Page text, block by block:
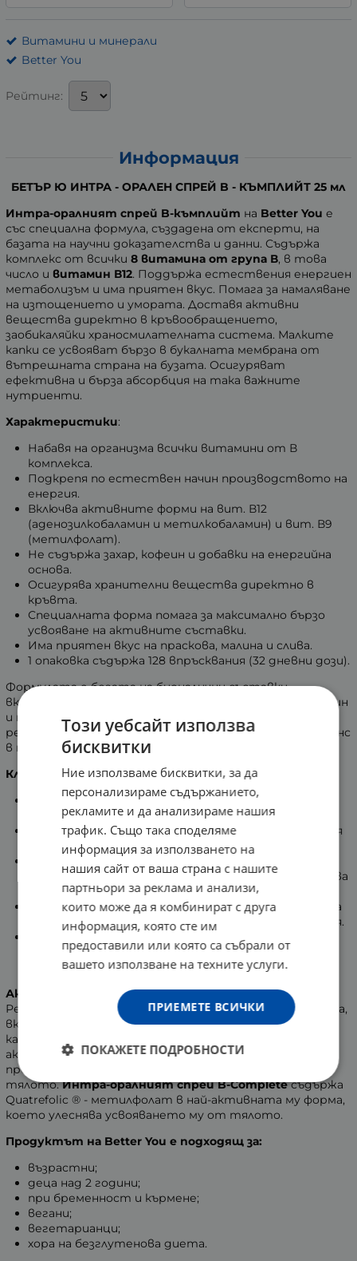
Витамини и минерали
Better You
Рейтинг:
Информация
БЕТЪР Ю ИНТРА - ОРАЛЕН СПРЕЙ B - КЪМПЛИЙТ 25 мл
Интра-оралният спрей B-къмплийт на Better You е
със специална формула, създадена от експерти, на
базата на научни доказателства и данни. Съдържа
комплекс от всички 8 витамина от група В, в това
число и витамин В12. Поддържа естествения енергиен
метаболизъм и има приятен вкус. Помага за намаляване
на изтощението и умората. Доставя активни
вещества директно в кръвообращението,
заобикаляйки храносмилателната система. Малките
капки се усвояват бързо в букалната мембрана от
вътрешната страна на бузата. Осигуряват
ефективна и бърза абсорбция на така важните
нутриенти.
Характеристики:
Набавя на организма всички витамини от В
комплекса.
Подкрепя по естествен начин производството на
енергия.
Включва активните форми на вит. В12
(аденозилкобаламин и метилкобаламин) и вит. В9
(метилфолат).
Не съдържа захар, кофеин и добавки на енергийна
основа.
Осигурява хранителни вещества директно в
кръвта.
Специалната форма помага за максимално бързо
усвояване на активните съставки.
Има приятен вкус на праскова, малина и слива.
1 опаковка съдържа 128 впръсквания (32 дневни дози).
Формулата е богата на бионалични съставки,
включително и двете форми на В12, аденозилкобаламин
и метилкобаламин. Това я нарежда сред най-добрите
решения за поддържане на естествен енергиен баланс
в тялото.
Ключови ползи от витамините от B комплекса:
Биотинът (В7)помага за поддържане доброто
състояние на косата и кожата.
Витамин B6 и фолатът (B9)подобряват имунния
отговор на тялото.
Рибофлавинът (В2)
здравето на червените кръвни клетки и осигурява
антиоксидантна защита на клетките.
Витамини B3 и B5са важни за правилната работа
на нервната система и психологическата функция.
Витамини В5 и В12
поддържат естествения
енергиен метаболизъм, което помага за
редуциране на умората.
Активен метилфолат - Quatrefolic ®
Редица добавки, съдържащи витамини от В комплекса,
включват синтетична форма на фолиевата киселина
като източник на фолати. Тя, обаче, не е биологично
активна. Налага се преминаване през многоетапен
процес, за да е възможно да се метаболизира от
тялото.Интра-оралният спрей B-Completeсъдържа
Quatrefolic ® - метилфолат в най-активната му форма,
което улеснява усвояването му от тялото.
Продуктът на Better You е подходящ за:
възрастни;
деца над 2 години;
при бременност и кърмене;
вегани;
вегетарианци;
хора на безглутенова диета.
Този уебсайт използва
бисквитки
Ние използваме бисквитки, за да
персонализираме съдържанието,
рекламите и да анализираме нашия
трафик. Също така споделяме
информация за използването на
нашия сайт от ваша страна с нашите
партньори за реклама и анализи,
които може да я комбинират с друга
информация, която сте им
предоставили или която са събрали от
вашето използване на техните услуги.
ПРИЕМЕТЕ ВСИЧКИ
ПОКАЖЕТЕ ПОДРОБНОСТИ